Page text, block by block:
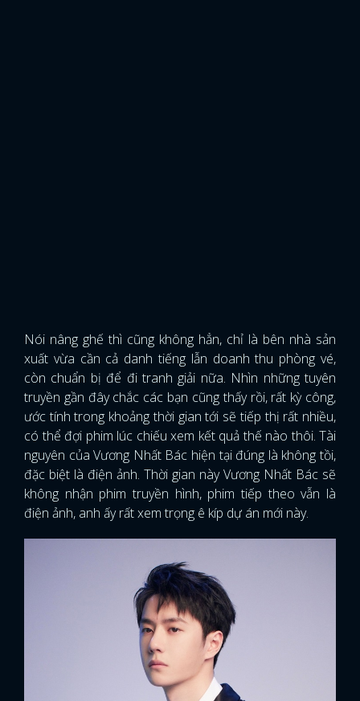
Nói nâng ghế thì cũng không hẳn, chỉ là bên nhà sản
xuất vừa cần cả danh tiếng lẫn doanh thu phòng vé,
còn chuẩn bị để đi tranh giải nữa. Nhìn những tuyên
truyền gần đây chắc các bạn cũng thấy rồi, rất kỳ công,
ước tính trong khoảng thời gian tới sẽ tiếp thị rất nhiều,
có thể đợi phim lúc chiếu xem kết quả thế nào thôi. Tài
nguyên của Vương Nhất Bác hiện tại đúng là không tồi,
đặc biệt là điện ảnh. Thời gian này Vương Nhất Bác sẽ
không nhận phim truyền hình, phim tiếp theo vẫn là
điện ảnh, anh ấy rất xem trọng ê kíp dự án mới này.